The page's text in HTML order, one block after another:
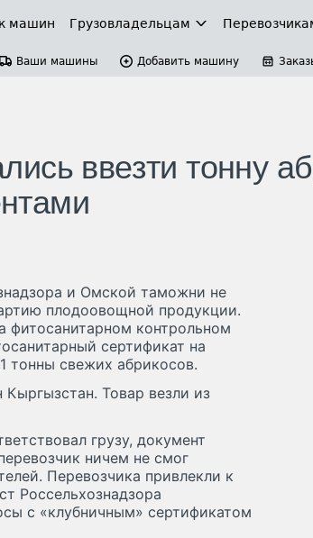
машин Грузовладельцам
Ваши машины Добавить машину
ввезти тонну
и Омской таможни не
плодоовощной продукции.
фитосанитарном контрольном
сертификат на
тонны свежих абрикосов.
Товар везли из
грузу, документ
ничем не смог
Перевозчика привлекли к
Россельхознадзора
с «клубничным» сертификатом